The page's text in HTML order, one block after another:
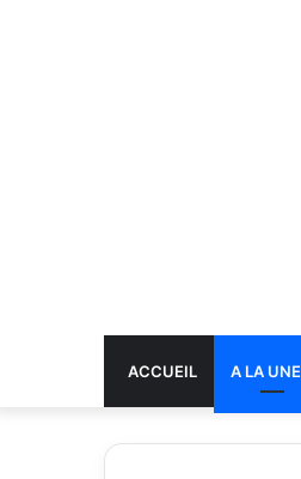
ACCUEIL A LA UNE